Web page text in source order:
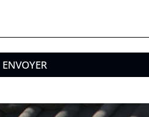
ENVOYER